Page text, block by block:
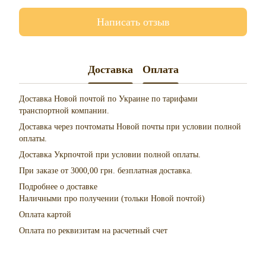
Написать отзыв
Доставка Оплата
Доставка Новой почтой по Украине по тарифами
транспортной компании.
Доставка через почтоматы Новой почты при условии полной
оплаты.
Доставка Укрпочтой при условии полной оплаты.
При заказе от 3000,00 грн. безплатная доставка.
Подробнее о доставке
Наличными про получении (тольки Новой почтой)
Оплата картой
Оплата по реквизитам на расчетный счет